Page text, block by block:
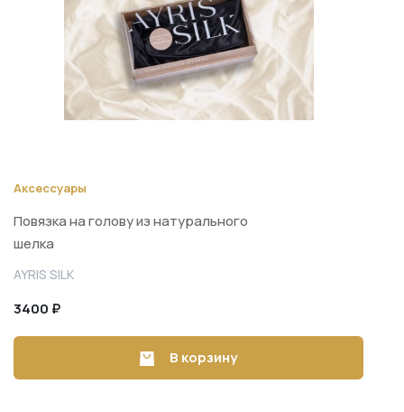
Аксессуары
Повязка на голову из натурального
шелка
AYRIS SILK
3400 ₽
В корзину